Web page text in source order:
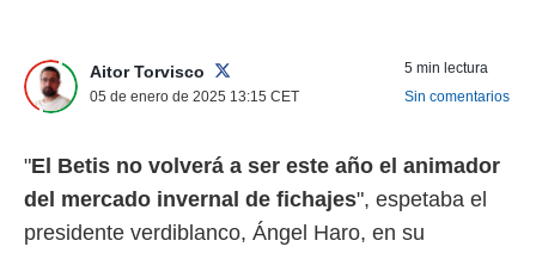
más
Aitor Torvisco
05 de enero de 2025 13:15 CET
5 min lectura
Sin comentarios
"El Betis no volverá a ser este año el animador
del mercado invernal de fichajes", espetaba el
presidente verdiblanco, Ángel Haro, en su